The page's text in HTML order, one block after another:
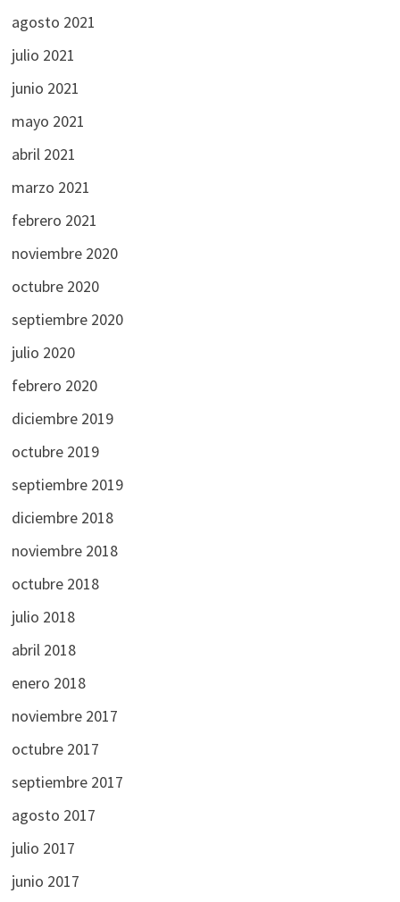
agosto 2021
julio 2021
junio 2021
mayo 2021
abril 2021
marzo 2021
febrero 2021
noviembre 2020
octubre 2020
septiembre 2020
julio 2020
febrero 2020
diciembre 2019
octubre 2019
septiembre 2019
diciembre 2018
noviembre 2018
octubre 2018
julio 2018
abril 2018
enero 2018
noviembre 2017
octubre 2017
septiembre 2017
agosto 2017
julio 2017
junio 2017